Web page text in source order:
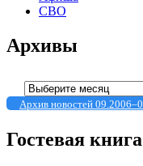
СВО
Архивы
Архивы
Архив новостей
Гостевая книга